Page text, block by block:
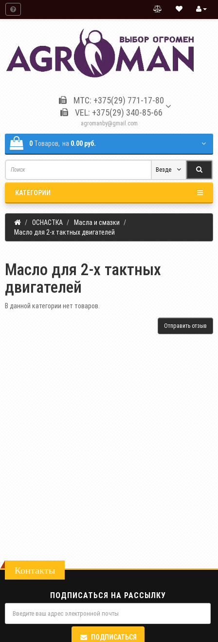
МТС: +375(29) 771-17-80
VEL: +375(29) 340-85-66
agromanby@gmail.com
0 Tоваров, на 0.00 руб.
Везде
КАТЕГОРИИ
ОСНАСТКА
Масла и смазки
Масло для 2-х тактных двигателей
Масло для 2-х тактных
двигателей
В данной категории нет товаров.
Отправить отзыв
Контакты
ПОДПИСАТЬСЯ НА РАССЫЛКУ
ПОДПИСАТЬСЯ